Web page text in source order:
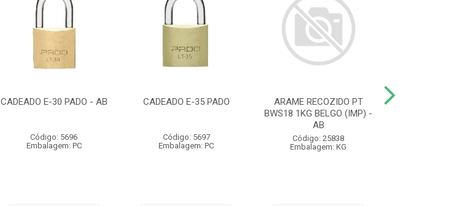
CADEADO E-30 PADO - AB
Código: 5696
Embalagem: PC
CADEADO E-35 PADO
Código: 5697
Embalagem: PC
ARAME RECOZIDO PT
BWS18 1KG BELGO (IMP) -
AB
Código: 25838
Embalagem: KG